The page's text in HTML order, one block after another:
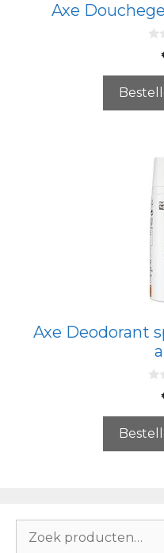
Axe
5
Axe Deodorant
5
naar: